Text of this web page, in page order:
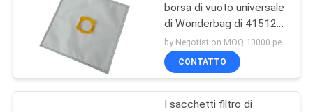
CITAZIONE
DEL
borsa di vuoto universale
di Wonderbag di 415120
di VCA sacchetti filtro
RO464583
by Negotiation MOQ:10000 pezzo/pezzi
CONTATTO
I sacchetti filtro di